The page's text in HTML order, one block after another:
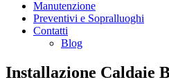
Manutenzione
Preventivi e Sopralluoghi
Contatti
Blog
Installazione Caldaie